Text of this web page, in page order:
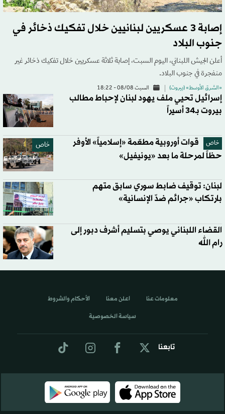
إصابة 3 عسكريين لبنانيين خلال تفكيك ذخائر في
جنوب البلاد
أعلن الجيش اللبناني، اليوم السبت، إصابة ثلاثة عسكريين خلال تفكيك ذخائر غير
منفجرة في جنوب البلاد.
«الشرق الأوسط» (بيروت) السبت 08/08 - 18:22
إسرائيل تحيي ملف يهود لبنان لإحباط مطالب
بيروت بـ34 أسيراً
خاص خاص
قوات أوروبية مطعّمة «إسلامياً» الأوفر
حظاً لمرحلة ما بعد «يونيفيل»
لبنان: توقيف ضابط سوري سابق متهم
بارتكاب «جرائم ضدّ الإنسانية»
القضاء اللبناني يوصي بتسليم أشرف دبور إلى
رام الله
تابعنا
معلومات عنا اعلن معنا الأحكام والشروط
سياسة الخصوصية